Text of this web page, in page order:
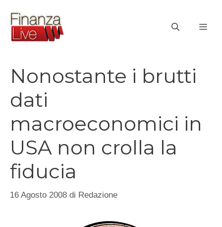
contenuto
Nonostante i brutti
dati
macroeconomici in
USA non crolla la
fiducia
16 Agosto 2008 di Redazione